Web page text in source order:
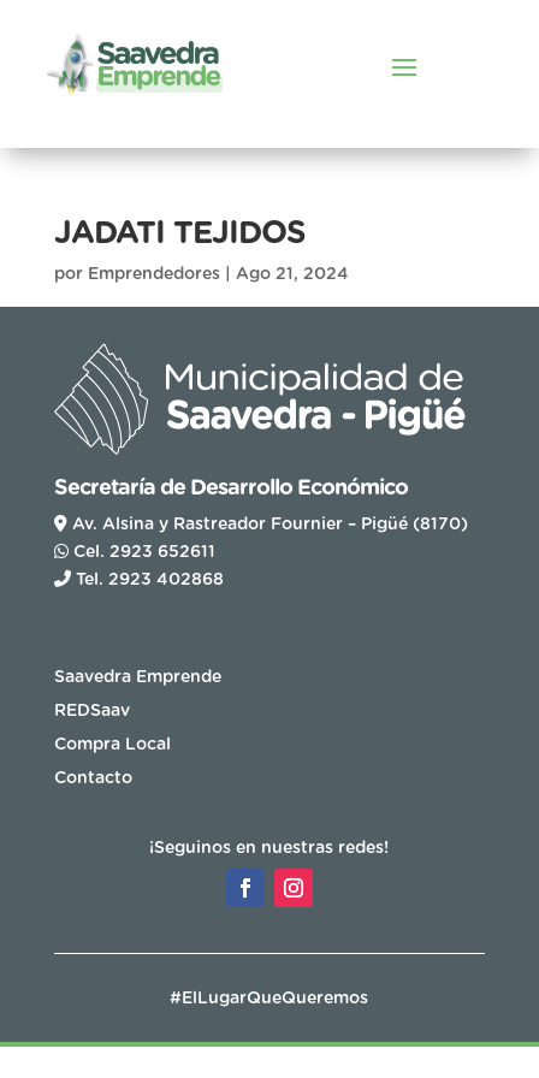
JADATI TEJIDOS
por Emprendedores| Ago 21, 2024
Secretaría de Desarrollo Económico
Av. Alsina y Rastreador Fournier – Pigüé (8170)
Cel. 2923 652611
Tel. 2923 402868
Saavedra Emprende
REDSaav
Compra Local
Contacto
¡Seguinos en nuestras redes!
#ElLugarQueQueremos